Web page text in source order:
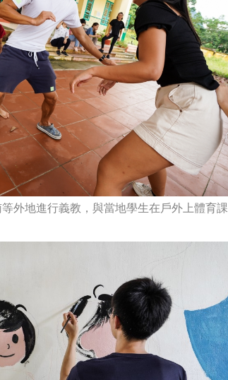
外地進行義教，與當地學生在戶外上體育課